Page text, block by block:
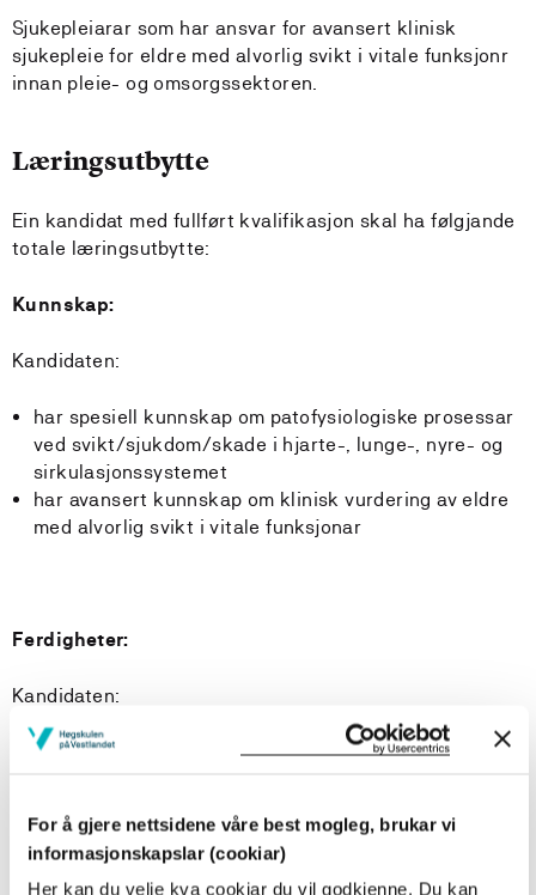
For å gjere nettsidene våre best mogleg, brukar vi
informasjonskapslar (cookiar)
Her kan du velje kva cookiar du vil godkjenne. Du kan
Sjukepleiarar som har ansvar for avansert klinisk
sjukepleie for eldre med alvorlig svikt i vitale funksjonr
innan pleie- og omsorgssektoren.
Læringsutbytte
Ein kandidat med fullført kvalifikasjon skal ha følgjande
totale læringsutbytte:
Kunnskap:
Kandidaten:
har spesiell kunnskap om patofysiologiske prosessar
ved svikt/sjukdom/skade i hjarte-, lunge-, nyre- og
sirkulasjonssystemet
har avansert kunnskap om klinisk vurdering av eldre
med alvorlig svikt i vitale funksjonar
Ferdigheter:
Kandidaten:
arbeider kunnskapsbasert og bidreg til klinisk
delegere medisinsk behandling til eldre med alvorlig
svikt i vitale funksjonar på ein forsvarlig og
omsorgsfull måte